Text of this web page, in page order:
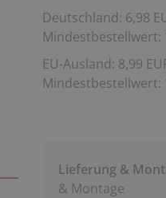
Deutschland: 6,98
Mindestbestellwert:
EU-Ausland: 8,99
Mindestbestellwert:
Lieferung &
& Montage